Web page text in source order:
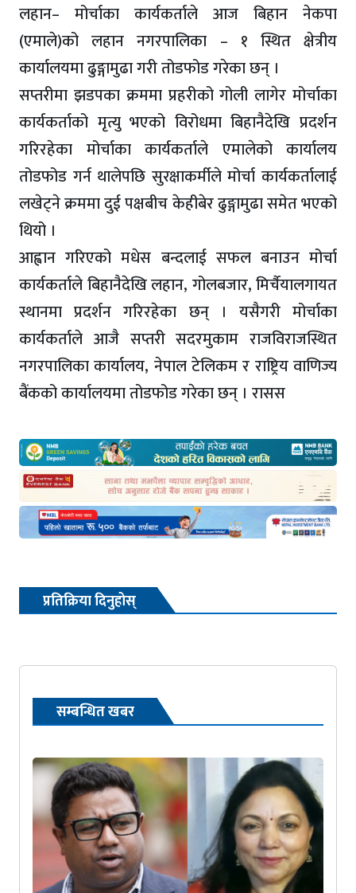
लहान– मोर्चाका कार्यकर्ताले आज बिहान नेकपा
(एमाले)को लहान नगरपालिका – १ स्थित क्षेत्रीय
कार्यालयमा ढुङ्गामुढा गरी तोडफोड गरेका छन् ।
सप्तरीमा झडपका क्रममा प्रहरीको गोली लागेर मोर्चाका
कार्यकर्ताको मृत्यु भएको विरोधमा बिहानैदेखि प्रदर्शन
गरिरहेका मोर्चाका कार्यकर्ताले एमालेको कार्यालय
तोडफोड गर्न थालेपछि सुरक्षाकर्मीले मोर्चा कार्यकर्तालाई
लखेट्ने क्रममा दुई पक्षबीच केहीबेर ढुङ्गामुढा समेत भएको
थियो ।
आह्वान गरिएको मधेस बन्दलाई सफल बनाउन मोर्चा
कार्यकर्ताले बिहानैदेखि लहान, गोलबजार, मिर्चैयालगायत
स्थानमा प्रदर्शन गरिरहेका छन् । यसैगरी मोर्चाका
कार्यकर्ताले आजै सप्तरी सदरमुकाम राजविराजस्थित
नगरपालिका कार्यालय, नेपाल टेलिकम र राष्ट्रिय वाणिज्य
बैंकको कार्यालयमा तोडफोड गरेका छन् । रासस
प्रतिक्रिया दिनुहोस्
सम्बन्धित खबर